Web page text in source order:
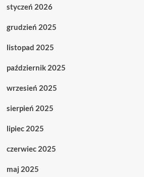
styczeń 2026
grudzień 2025
listopad 2025
październik 2025
wrzesień 2025
sierpień 2025
lipiec 2025
czerwiec 2025
maj 2025